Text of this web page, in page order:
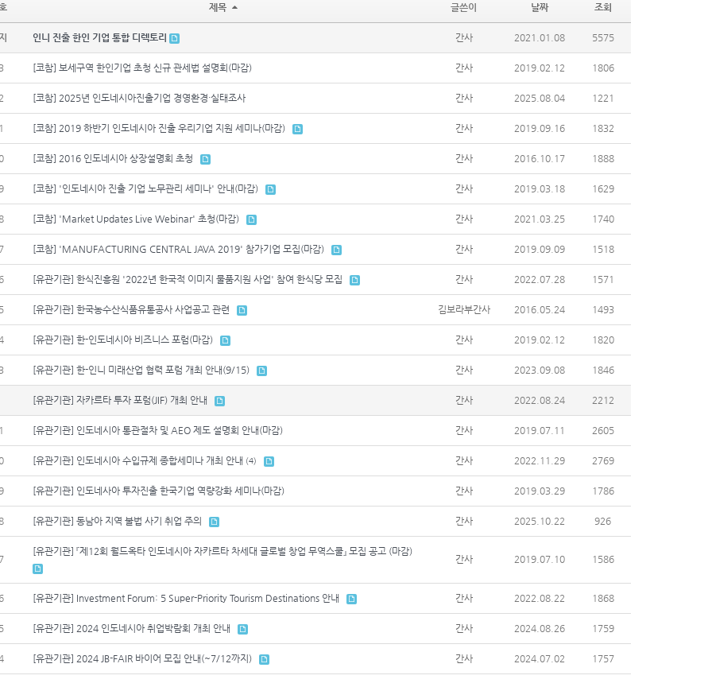
제목 글쓴이 날짜 조회
인니 진출 한인 기업 통합 디렉토리 간사 2021.01.08 5575
[코참] 보세구역 한인기업 초청 신규 관세법 설명회(마감) 간사 2019.02.12 1806
[코참] 2025년 인도네시아진출기업 경영환경·실태조사 간사 2025.08.04 1221
[코참] 2019 하반기 인도네시아 진출 우리기업 지원 세미나(마감) 간사 2019.09.16 1832
[코참] 2016 인도네시아 상장설명회 초청 간사 2016.10.17 1888
[코참] '인도네시아 진출 기업 노무관리 세미나' 안내(마감) 간사 2019.03.18 1629
[코참] 'Market Updates Live Webinar' 초청(마감) 간사 2021.03.25 1740
[코참] 'MANUFACTURING CENTRAL JAVA 2019' 참가기업 모집(마감) 간사 2019.09.09 1518
[유관기관] 한식진흥원 '2022년 한국적 이미지 물품지원 사업' 참여 한식당 모집 간사 2022.07.28 1571
[유관기관] 한국농수산식품유통공사 사업공고 관련 김보라부간사 2016.05.24 1493
[유관기관] 한-인도네시아 비즈니스 포럼(마감) 간사 2019.02.12 1820
[유관기관] 한-인니 미래산업 협력 포럼 개최 안내(9/15) 간사 2023.09.08 1846
[유관기관] 자카르타 투자 포럼(JIF) 개최 안내 간사 2022.08.24 2212
[유관기관] 인도네시아 통관절차 및 AEO 제도 설명회 안내(마감) 간사 2019.07.11 2605
[유관기관] 인도네시아 수입규제 종합세미나 개최 안내 (4) 간사 2022.11.29 2769
[유관기관] 인도네사아 투자진출 한국기업 역량강화 세미나(마감) 간사 2019.03.29 1786
[유관기관] 동남아 지역 불법 사기 취업 주의 간사 2025.10.22 926
[유관기관] 『제12회 월드옥타 인도네시아 자카르타 차세대 글로벌 창업 무역스쿨』 모집 공고 (마감)
간사 2019.07.10 1586
[유관기관] Investment Forum: 5 Super-Priority Tourism Destinations 안내 간사 2022.08.22 1868
[유관기관] 2024 인도네시아 취업박람회 개최 안내 간사 2024.08.26 1759
[유관기관] 2024 JB-FAIR 바이어 모집 안내(~7/12까지) 간사 2024.07.02 1757